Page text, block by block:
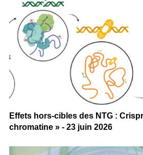
Effets hors-cibles des NTG :
chromatine » - 23 juin 2026